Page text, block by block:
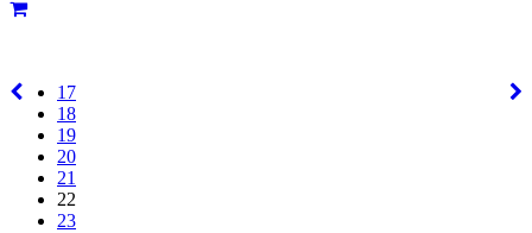
17
18
19
20
21
22
23